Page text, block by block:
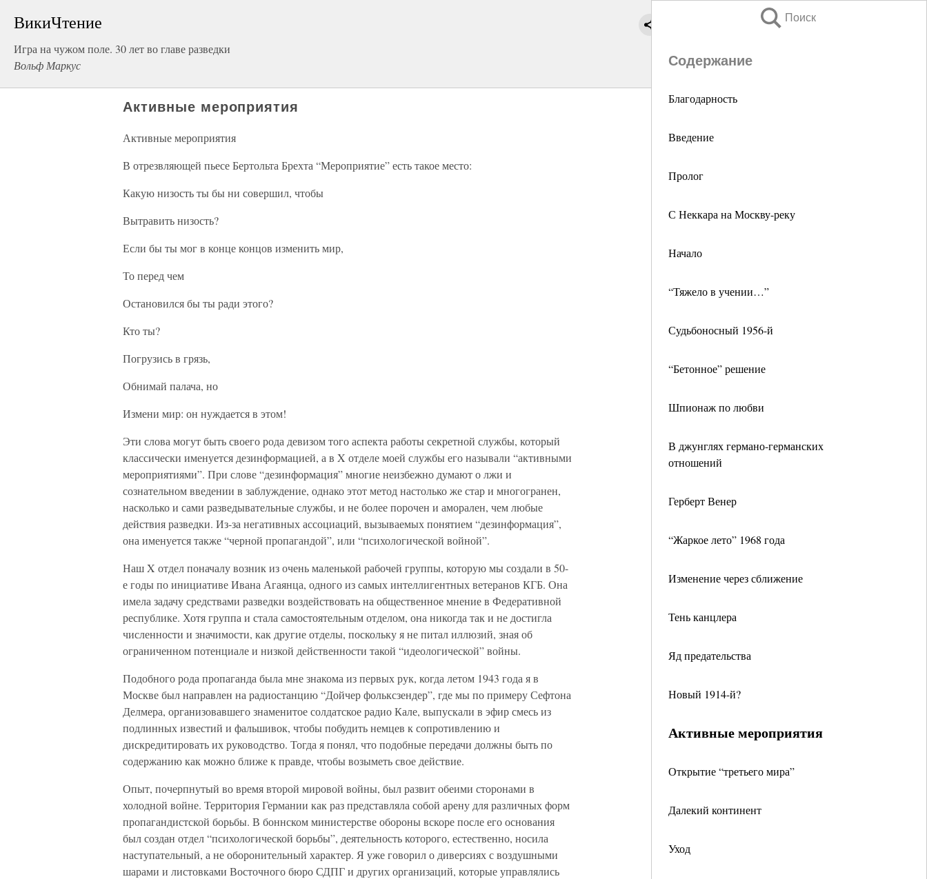
ВикиЧтение
Игра на чужом поле. 30 лет во главе разведки
Вольф Маркус
Поиск
Содержание
Благодарность
Введение
Пролог
С Неккара на Москву-реку
Начало
“Тяжело в учении…”
Судьбоносный 1956-й
“Бетонное” решение
Шпионаж по любви
В джунглях германо-германских
отношений
Герберт Венер
“Жаркое лето” 1968 года
Изменение через сближение
Тень канцлера
Яд предательства
Новый 1914-й?
Активные мероприятия
Открытие “третьего мира”
Далекий континент
Уход
Активные мероприятия
Активные мероприятия
В отрезвляющей пьесе Бертольта Брехта “Мероприятие” есть такое место:
Какую низость ты бы ни совершил, чтобы
Вытравить низость?
Если бы ты мог в конце концов изменить мир,
То перед чем
Остановился бы ты ради этого?
Кто ты?
Погрузись в грязь,
Обнимай палача, но
Измени мир: он нуждается в этом!
Эти слова могут быть своего рода девизом того аспекта работы секретной службы, который
классически именуется дезинформацией, а в X отделе моей службы его называли “активными
мероприятиями”. При слове “дезинформация” многие неизбежно думают о лжи и
сознательном введении в заблуждение, однако этот метод настолько же стар и многогранен,
насколько и сами разведывательные службы, и не более порочен и аморален, чем любые
действия разведки. Из-за негативных ассоциаций, вызываемых понятием “дезинформация”,
она именуется также “черной пропагандой”, или “психологической войной”.
Наш X отдел поначалу возник из очень маленькой рабочей группы, которую мы создали в 50-
е годы по инициативе Ивана Агаянца, одного из самых интеллигентных ветеранов КГБ. Она
имела задачу средствами разведки воздействовать на общественное мнение в Федеративной
республике. Хотя группа и стала самостоятельным отделом, она никогда так и не достигла
численности и значимости, как другие отделы, поскольку я не питал иллюзий, зная об
ограниченном потенциале и низкой действенности такой “идеологической” войны.
Подобного рода пропаганда была мне знакома из первых рук, когда летом 1943 года я в
Москве был направлен на радиостанцию “Дойчер фольксзендер”, где мы по примеру Сефтона
Делмера, организовавшего знаменитое солдатское радио Кале, выпускали в эфир смесь из
подлинных известий и фальшивок, чтобы побудить немцев к сопротивлению и
дискредитировать их руководство. Тогда я понял, что подобные передачи должны быть по
содержанию как можно ближе к правде, чтобы возыметь свое действие.
Опыт, почерпнутый во время второй мировой войны, был развит обеими сторонами в
холодной войне. Территория Германии как раз представляла собой арену для различных форм
пропагандистской борьбы. В боннском министерстве обороны вскоре после его основания
был создан отдел “психологической борьбы”, деятельность которого, естественно, носила
наступательный, а не оборонительный характер. Я уже говорил о диверсиях с воздушными
шарами и листовками Восточного бюро СДПГ и других организаций, которые управлялись